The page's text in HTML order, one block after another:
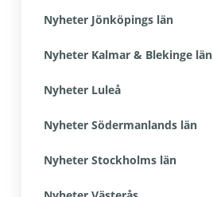
Nyheter Jönköpings län
Nyheter Kalmar & Blekinge län
Nyheter Luleå
Nyheter Södermanlands län
Nyheter Stockholms län